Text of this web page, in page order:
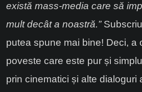
există mass-media care să
mult decât a noastră.”
putea spune mai bine! Deci, a
poveste care este pur și
prin cinematici și alte dialoguri